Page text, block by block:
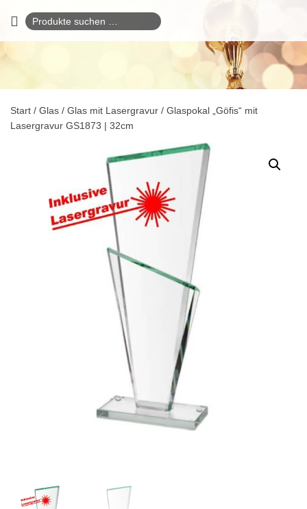
Suchen
nach:
Start / Glas / Glas mit Lasergravur / Glaspokal „Göfis“ mit
Lasergravur GS1873 | 32cm